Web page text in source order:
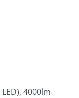
LED), 4000lm